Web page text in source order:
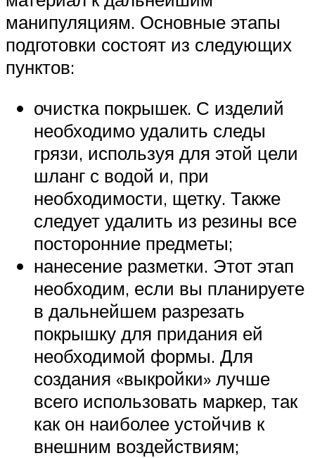
манипуляциям. Основные этапы
подготовки состоят из следующих
пунктов:
очистка покрышек. С изделий
необходимо удалить следы
грязи, используя для этой цели
шланг с водой и, при
необходимости, щетку. Также
следует удалить из резины все
посторонние предметы;
нанесение разметки. Этот этап
необходим, если вы планируете
в дальнейшем разрезать
покрышку для придания ей
необходимой формы. Для
создания «выкройки» лучше
всего использовать маркер, так
как он наиболее устойчив к
внешним воздействиям;